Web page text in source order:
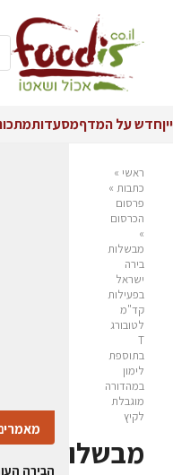
ייןחדש על המדףמסעדות
ראשי »
כתבות »
פרסום
הכרסום
»
מבשלות
בירה
ישראל
בפעילות
קד"מ
לטובורג
T
בתוספת
לימון
במהדורה
מוגבלת
לקיץ
מבשלות